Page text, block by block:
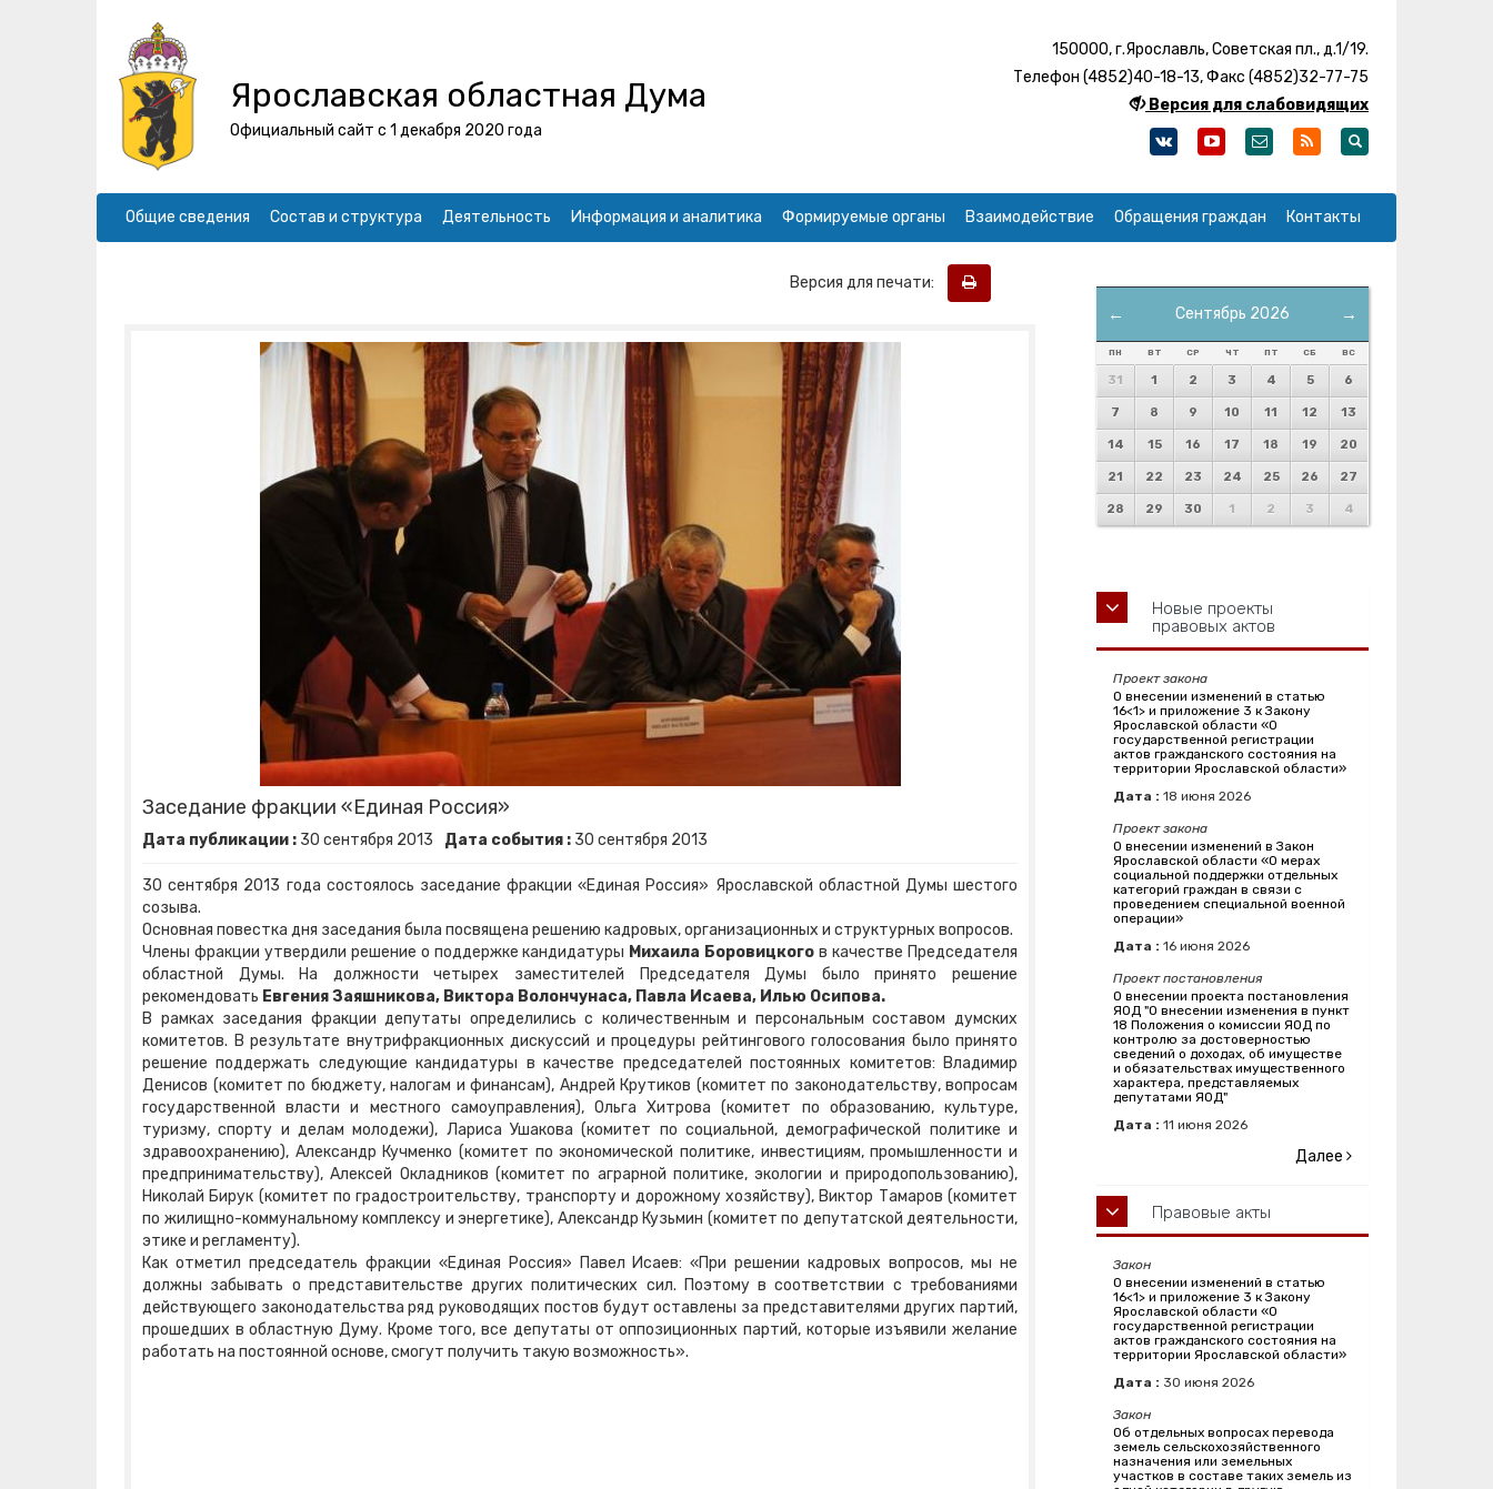
Ярославская областная Дума
Официальный сайт с 1 декабря 2020 года
150000, г.Ярославль, Советская пл., д.1/19.
Телефон (4852)40-18-13, Факс (4852)32-77-75
Версия для слабовидящих
Общие сведения Состав и структура Деятельность Информация и аналитика Формируемые органы Взаимодействие Обращения граждан Контакты
Версия для печати:
Заседание фракции «Единая Россия»
Дата публикации : 30 сентября 2013 Дата события : 30 сентября 2013
30 сентября 2013 года состоялось заседание фракции «Единая Россия» Ярославской областной Думы шестого
созыва.
Основная повестка дня заседания была посвящена решению кадровых, организационных и структурных вопросов.
Члены фракции утвердили решение о поддержке кандидатуры Михаила Боровицкогов качестве Председателя
областной Думы. На должности четырех заместителей Председателя Думы было принято решение
рекомендовать Евгения Заяшникова, Виктора Волончунаса, Павла Исаева, Илью Осипова.
В рамках заседания фракции депутаты определились с количественным и персональным составом думских
комитетов. В результате внутрифракционных дискуссий и процедуры рейтингового голосования было принято
решение поддержать следующие кандидатуры в качестве председателей постоянных комитетов: Владимир
Денисов (комитет по бюджету, налогам и финансам), Андрей Крутиков (комитет по законодательству, вопросам
государственной власти и местного самоуправления), Ольга Хитрова (комитет по образованию, культуре,
туризму, спорту и делам молодежи), Лариса Ушакова (комитет по социальной, демографической политике и
здравоохранению), Александр Кучменко (комитет по экономической политике, инвестициям, промышленности и
предпринимательству), Алексей Окладников (комитет по аграрной политике, экологии и природопользованию),
Николай Бирук (комитет по градостроительству, транспорту и дорожному хозяйству), Виктор Тамаров (комитет
по жилищно-коммунальному комплексу и энергетике), Александр Кузьмин (комитет по депутатской деятельности,
этике и регламенту).
Как отметил председатель фракции «Единая Россия» Павел Исаев: «При решении кадровых вопросов, мы не
должны забывать о представительстве других политических сил. Поэтому в соответствии с требованиями
действующего законодательства ряд руководящих постов будут оставлены за представителями других партий,
прошедших в областную Думу. Кроме того, все депутаты от оппозиционных партий, которые изъявили желание
работать на постоянной основе, смогут получить такую возможность».
← →
Сентябрь 2026
ПН ВТ СР ЧТ ПТ СБ ВС
31 1 2 3 4 5 6
7 8 9 10 11 12 13
14 15 16 17 18 19 20
21 22 23 24 25 26 27
28 29 30 1 2 3 4
Новые проекты
правовых актов
Проект закона
О внесении изменений в статью
16<1> и приложение 3 к Закону
Ярославской области «О
государственной регистрации
актов гражданского состояния на
территории Ярославской области»
Дата : 18 июня 2026
Проект закона
О внесении изменений в Закон
Ярославской области «О мерах
социальной поддержки отдельных
категорий граждан в связи с
проведением специальной военной
операции»
Дата : 16 июня 2026
Проект постановления
О внесении проекта постановления
ЯОД "О внесении изменения в пункт
18 Положения о комиссии ЯОД по
контролю за достоверностью
сведений о доходах, об имуществе
и обязательствах имущественного
характера, представляемых
депутатами ЯОД"
Дата : 11 июня 2026
Далее
Правовые акты
Закон
О внесении изменений в статью
16<1> и приложение 3 к Закону
Ярославской области «О
государственной регистрации
актов гражданского состояния на
территории Ярославской области»
Дата : 30 июня 2026
Закон
Об отдельных вопросах перевода
земель сельскохозяйственного
назначения или земельных
участков в составе таких земель из